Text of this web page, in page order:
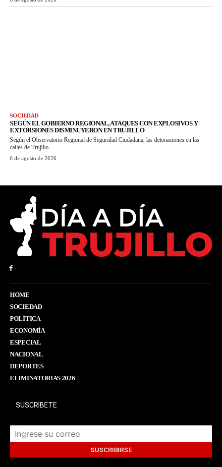
SOCIEDAD
SEGÚN EL GOBIERNO REGIONAL, ATAQUES CON EXPLOSIVOS Y
EXTORSIONES DISMINUYERON EN TRUJILLO
Según el Observatorio Regional de Seguridad Ciudadana, las detonaciones en las
calles de Trujillo...
6 de agosto de 2026
HOME
SOCIEDAD
POLÍTICA
ECONOMÍA
ESPECIAL
NACIONAL
DEPORTES
ELIMINATORIAS 2026
SUSCRIBETE